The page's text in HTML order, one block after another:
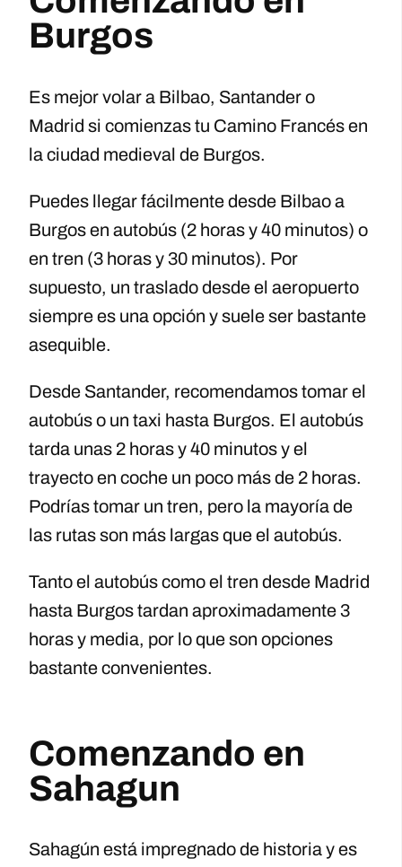
Burgos
Es mejor volar a Bilbao, Santander o
Madrid si comienzas tu Camino Francés en
la ciudad medieval de Burgos.
Puedes llegar fácilmente desde Bilbao a
Burgos en autobús (2 horas y 40 minutos) o
en tren (3 horas y 30 minutos). Por
supuesto, un traslado desde el aeropuerto
siempre es una opción y suele ser bastante
asequible.
Desde Santander, recomendamos tomar el
autobús o un taxi hasta Burgos. El autobús
tarda unas 2 horas y 40 minutos y el
trayecto en coche un poco más de 2 horas.
Podrías tomar un tren, pero la mayoría de
las rutas son más largas que el autobús.
Tanto el autobús como el tren desde Madrid
hasta Burgos tardan aproximadamente 3
horas y media, por lo que son opciones
bastante convenientes.
Comenzando en
Sahagun
Sahagún está impregnado de historia y es